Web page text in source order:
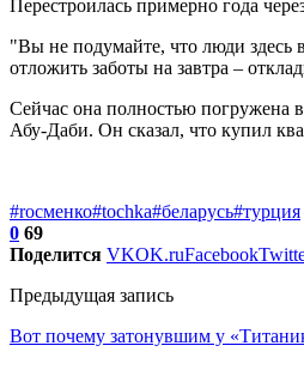
Перестроилась примерно года
"Вы не подумайте, что люди здесь
отложить заботы на завтра –
Сейчас она полностью погружена
Абу-Даби. Он сказал, что купил
#rосменко#tochka#беларусь#турция
0 69
Поделится VKOK.ruFacebook
Предыдущая запись
Вот почему затонувшим у